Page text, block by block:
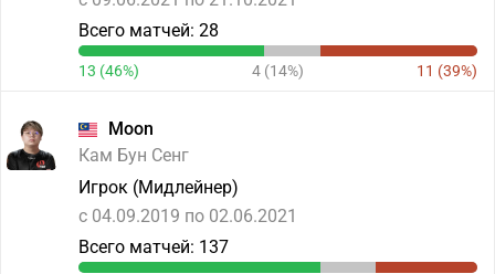
Всего матчей: 28
13 (46%) 4 (14%) 11 (39%)
Moon
Кам Бун Сенг
Игрок (Мидлейнер)
c 04.09.2019 по 02.06.2021
Всего матчей: 137